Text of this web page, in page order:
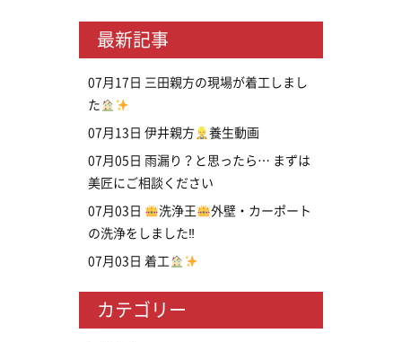
最新記事
07月17日 三田親方の現場が着工しまし
た
07月13日 伊井親方 養生動画
07月05日 雨漏り？と思ったら… まずは
美匠にご相談ください
07月03日 洗浄王
外壁・カーポート
の洗浄をしました‼
07月03日 着工
カテゴリー